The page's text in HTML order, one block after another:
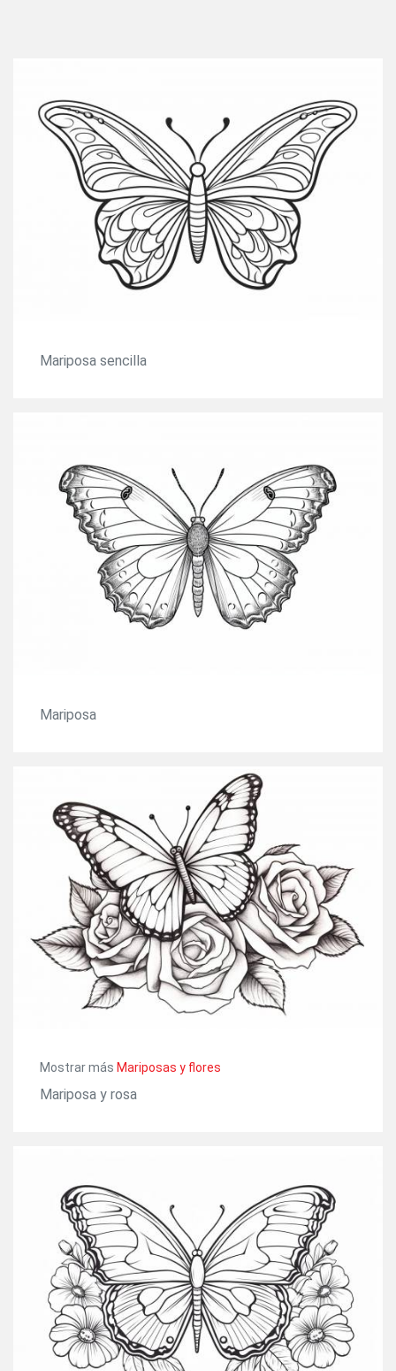
Mariposa sencilla
Mariposa
Mostrar más Mariposas y flores
Mariposa y rosa